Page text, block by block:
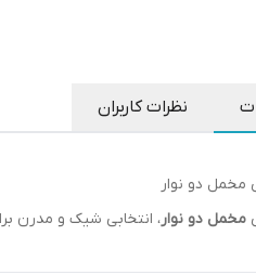
نظرات کاربران
مخمل دو نوار
مخمل دو نوار، انتخابی شیک و مدرن